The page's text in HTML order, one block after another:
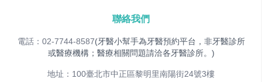
聯絡我們
電話：02-7744-8587(牙醫小幫手為牙醫預約平台，非牙醫診所
或醫療機構；醫療相關問題請洽各牙醫診所。)
地址：100臺北市中正區黎明里南陽街24號3樓